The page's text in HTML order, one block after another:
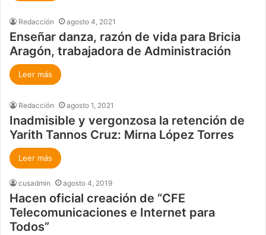
Redacción agosto 4, 2021
Enseñar danza, razón de vida para Bricia
Aragón, trabajadora de Administración
Leer más
Redacción agosto 1, 2021
Inadmisible y vergonzosa la retención de
Yarith Tannos Cruz: Mirna López Torres
Leer más
cusadmin agosto 4, 2019
Hacen oficial creación de “CFE
Telecomunicaciones e Internet para
Todos”